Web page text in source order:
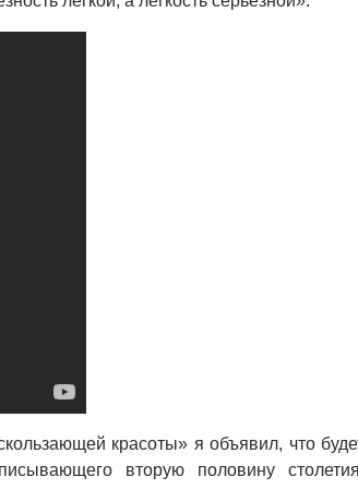
красоты» я объявил, что
вторую половину